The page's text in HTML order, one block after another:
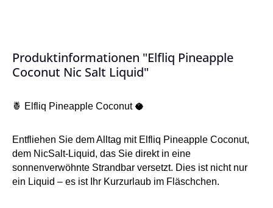
Produktinformationen "Elfliq Pineapple
Coconut Nic Salt Liquid"
🍍 Elfliq Pineapple Coconut 🥥
Entfliehen Sie dem Alltag mit Elfliq Pineapple Coconut,
dem NicSalt-Liquid, das Sie direkt in eine
sonnenverwöhnte Strandbar versetzt. Dies ist nicht nur
ein Liquid – es ist Ihr Kurzurlaub im Fläschchen.